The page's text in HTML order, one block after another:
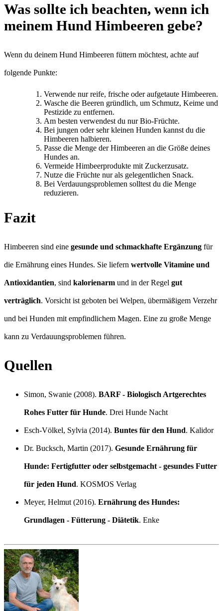
Was sollte ich beachten, wenn ich
meinem Hund Himbeeren gebe?
Wenn du deinem Hund Himbeeren füttern möchtest, achte auf
folgende Punkte:
Verwende nur reife, frische oder aufgetaute Himbeeren.
Wasche die Beeren gründlich, um Schmutz, Keime und
Pestizide zu entfernen.
Am besten verwendest du nur Bio-Früchte.
Bei jungen oder sehr kleinen Hunden kannst du die
Himbeeren halbieren.
Passe die Menge der Himbeeren an die Größe deines
Hundes an.
Vermeide Himbeerprodukte mit Zuckerzusatz.
Nutze die Früchte nur als gelegentlichen Snack.
Bei Verdauungsproblemen solltest du die Menge
reduzieren.
Fazit
Himbeeren sind eine gesunde und schmackhafte Ergänzung für
die Ernährung eines Hundes. Sie liefern wertvolle Vitamine und
Antioxidantien, sind kalorienarm und in der Regel gut
verträglich. Vorsicht ist geboten bei Welpen, übermäßigem Verzehr
und bei Hunden mit empfindlichem Magen. Eine zu große Menge
kann zu Verdauungsproblemen führen.
Quellen
Simon, Swanie (2008). BARF - Biologisch Artgerechtes
Rohes Futter für Hunde. Drei Hunde Nacht
Esch-Völkel, Sylvia (2014). Buntes für den Hund. Kalidor
Dr. Bucksch, Martin (2017). Gesunde Ernährung für
Hunde: Fertigfutter oder selbstgemacht - gesundes Futter
für jeden Hund. KOSMOS Verlag
Meyer, Helmut (2016). Ernährung des Hundes:
Grundlagen - Fütterung - Diätetik. Enke